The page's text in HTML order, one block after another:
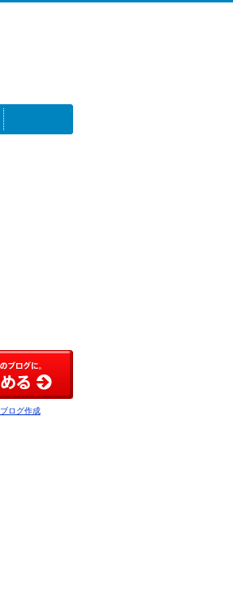
ブログ作成